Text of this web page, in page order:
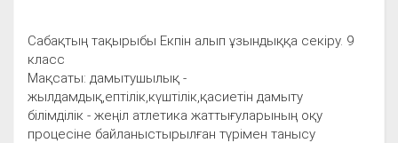
Сабақтың тақырыбы Екпін алып ұзындыққа секіру. 9
класс
Мақсаты: дамытушылық -
жылдамдық,ептілік,күштілік,қасиетін дамыту
білімділік - жеңіл атлетика жаттығуларының оқу
процесіне байланыстырылған түрімен танысу